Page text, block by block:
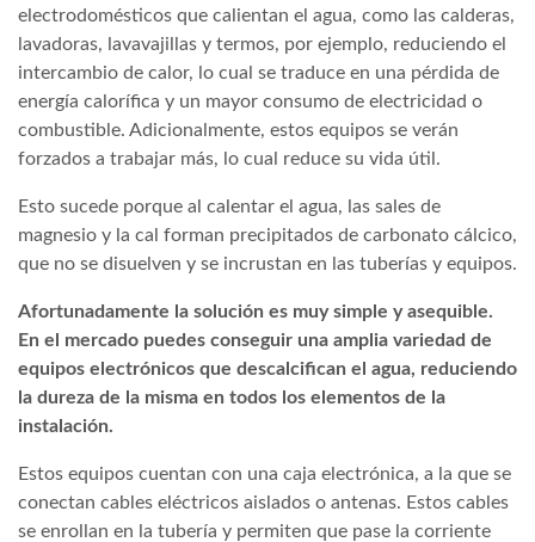
electrodomésticos que calientan el agua, como las calderas,
lavadoras, lavavajillas y termos, por ejemplo, reduciendo el
intercambio de calor, lo cual se traduce en una pérdida de
energía calorífica y un mayor consumo de electricidad o
combustible. Adicionalmente, estos equipos se verán
forzados a trabajar más, lo cual reduce su vida útil.
Esto sucede porque al calentar el agua, las sales de
magnesio y la cal forman precipitados de carbonato cálcico,
que no se disuelven y se incrustan en las tuberías y equipos.
Afortunadamente la solución es muy simple y asequible.
En el mercado puedes conseguir una amplia variedad de
equipos electrónicos que descalcifican el agua, reduciendo
la dureza de la misma en todos los elementos de la
instalación.
Estos equipos cuentan con una caja electrónica, a la que se
conectan cables eléctricos aislados o antenas. Estos cables
se enrollan en la tubería y permiten que pase la corriente